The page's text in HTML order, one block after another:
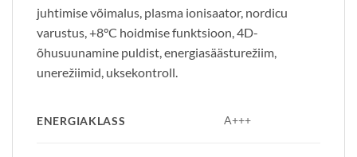
juhtimise võimalus, plasma ionisaator, nordicu
varustus, +8°C hoidmise funktsioon, 4D-
õhusuunamine puldist, energiasäästurežiim,
unerežiimid, uksekontroll.
ENERGIAKLASS A+++